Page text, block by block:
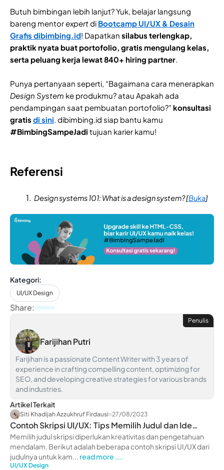
Butuh bimbingan lebih lanjut? Yuk, belajar langsung
bareng mentorexpertdi Bootcamp UI/UX & Desain
Grafis dibimbing.id! Dapatkan silabus terlengkap,
praktik nyata buat portofolio, gratis mengulang kelas,
serta peluang kerja lewat 840+ hiring partner.
Punya pertanyaan seperti, “Bagaimana cara menerapkan
Design System ke produkmu? atau Apakah ada
pendampingan saat pembuatan portofolio?” konsultasi
gratis di sini. dibimbing.id siap bantu kamu
#BimbingSampeJadi tujuan karier kamu!
Referensi
Design systems 101: What is a design system? [Buka]
Kategori:
UI/UX Design
Share:
Penulis
Farijihan Putri
Farijihan is a passionate Content Writer with 3 years of
experience in crafting compelling content, optimizing for
SEO, and developing creative strategies for various brands
and industries.
Artikel Terkait
Siti Khadijah Azzukhruf Firdausi 27/08/2023
Contoh Skripsi UI/UX: Tips Memilih Judul dan Ide
Menarik
Memilih judul skripsi diperlukan kreativitas dan pengetahuan
mendalam. Berikut adalah beberapa contoh skripsi UI/UX dari
judulnya untuk kam... read more ....
UI/UX Design